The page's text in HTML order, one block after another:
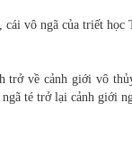
vô ngã của triết
trở về cảnh giới vô
té trở lại cảnh giới